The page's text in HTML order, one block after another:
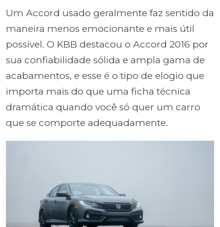
Um Accord usado geralmente faz sentido da
maneira menos emocionante e mais útil
possível. O KBB destacou o Accord 2016 por
sua confiabilidade sólida e ampla gama de
acabamentos, e esse é o tipo de elogio que
importa mais do que uma ficha técnica
dramática quando você só quer um carro
que se comporte adequadamente.